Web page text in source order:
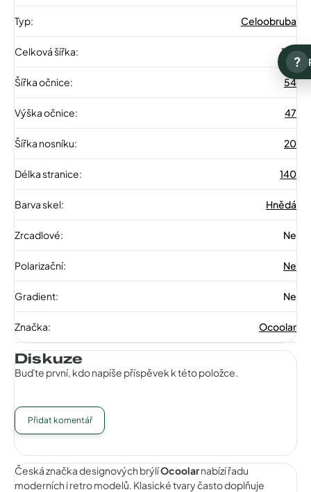
Typ: Celoobruba
Celková šířka: 137
Šířka očnice: 54
Výška očnice: 47
Šířka nosníku: 20
Délka stranice: 140
Barva skel: Hnědá
Zrcadlové: Ne
Polarizační: Ne
Gradient: Ne
Značka: Ocoolar
Diskuze
Buďte první, kdo napíše příspěvek k této položce.
Přidat komentář
Česká značka designových brýlíOcoolarnabízí řadu
moderních i retro modelů. Klasické tvary často doplňuje
?